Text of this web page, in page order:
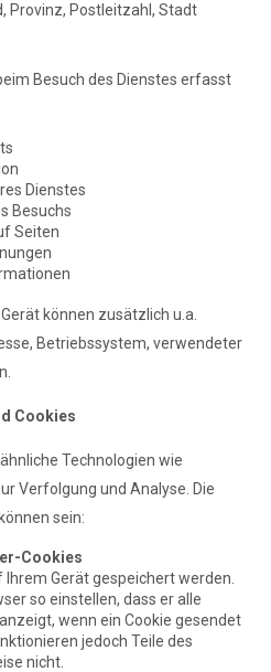
Provinz, Postleitzahl, Stadt
Besuch des Dienstes erfasst
Dienstes
Besuchs
Seiten
können zusätzlich u.a.
Betriebssystem, verwendeter
Cookies
Technologien wie
Verfolgung und Analyse. Die
sein:
Cookies
Ihrem Gerät gespeichert werden.
so einstellen, dass er alle
wenn ein Cookie gesendet
jedoch Teile des
nicht.